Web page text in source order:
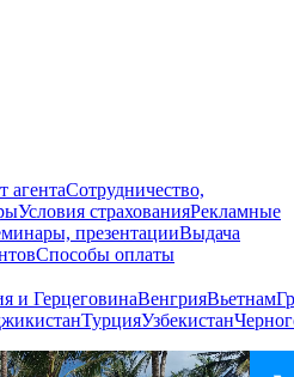
агентаСотрудничество,
Условия страхованияРекламные
презентацииВыдача
Способы оплаты
и ГерцеговинаВенгрияВьетнам
ТурцияУзбекистан